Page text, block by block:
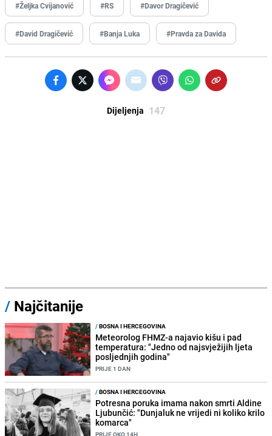
#Željka Cvijanović #RS #Davor Dragičević
#David Dragičević #Banja Luka #Pravda za Davida
Dijeljenja 147
/ Najčitanije
/BOSNA I HERCEGOVINA
Meteorolog FHMZ-a najavio kišu i pad
temperatura: "Jedno od najsvježijih ljeta
posljednjih godina"
PRIJE 1 DAN
/BOSNA I HERCEGOVINA
Potresna poruka imama nakon smrti Aldine
Ljubunčić: "Dunjaluk ne vrijedi ni koliko krilo
komarca"
PRIJE OKO 14H